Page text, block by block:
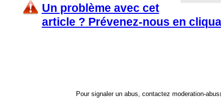
Un problème avec cet
article ? Prévenez-nous en
Pour signaler un abus, contactez moderation-